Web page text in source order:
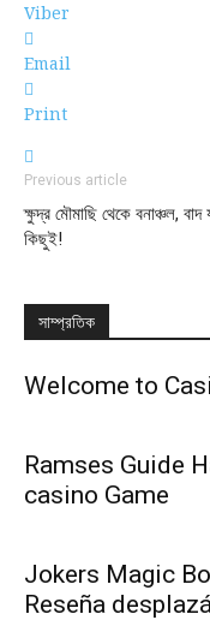
Viber
Email
Print
Previous article
ক্ষুদ্র মৌমাছি থেকে বনাঞ্চল, বাদ
কিছুই!
সাম্প্রতিক
Welcome to
Ramses Guide
casino Game
Jokers Magic
Reseña